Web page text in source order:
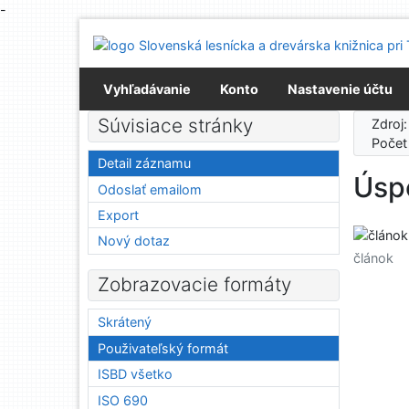
-
Prejsť na menu
Prehlásenie o webovej prístupnosti
Vyhľadávanie
Konto Nastavenie účtu
článok
Súvisiace stránky
Detail záznamu
Odoslať emailom
Export
Nový dotaz
Zobrazovacie formáty
Skrátený
Použivateľský formát
ISBD všetko
ISO 690